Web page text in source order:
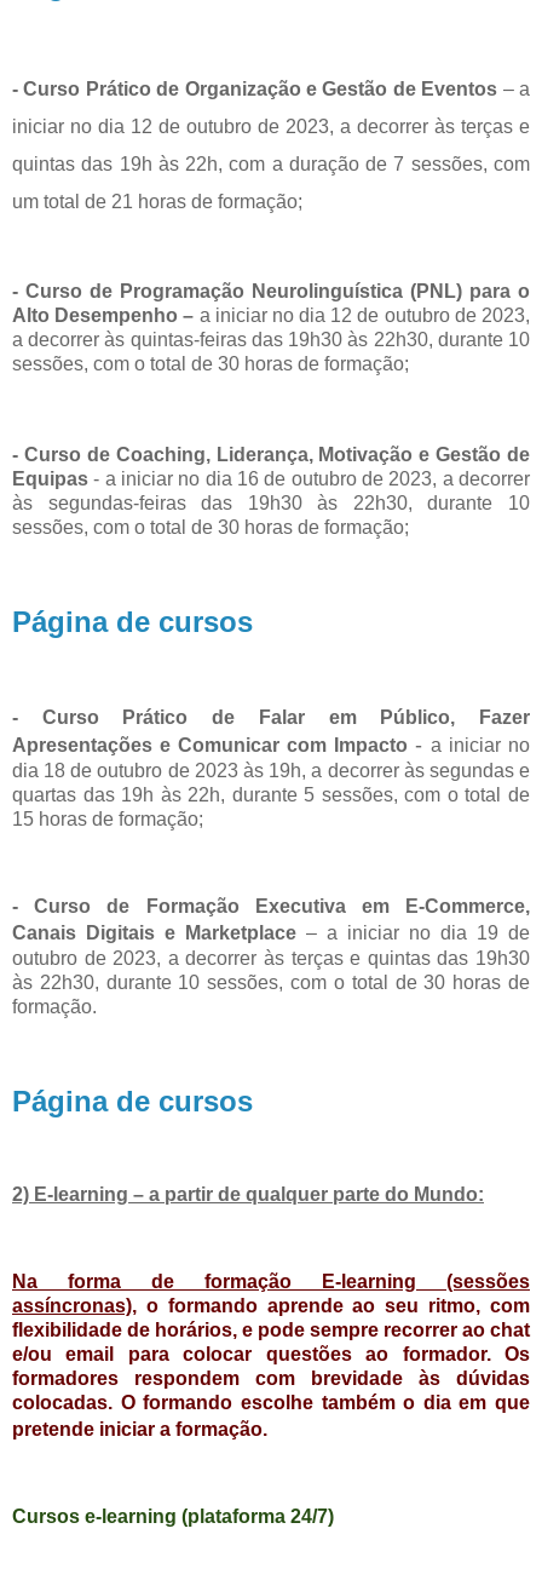
- Curso Prático de Organização e Gestão de Eventos –a
iniciar no dia 12 de outubro de 2023, a decorrer às terças e
quintas das 19h às 22h, com a duração de 7 sessões, com
um total de 21 horas de formação;
- Curso de Programação Neurolinguística (PNL) para o
Alto Desempenho – a iniciar no dia 12 de outubro de 2023,
a decorrer às quintas-feiras das 19h30 às 22h30, durante 10
sessões, com o total de 30 horas de formação;
- Curso de Coaching, Liderança, Motivação e Gestão de
Equipas - a iniciar no dia 16 de outubro de 2023, a decorrer
às segundas-feiras das 19h30 às 22h30, durante 10
sessões, com o total de 30 horas de formação;
Página de cursos
- Curso Prático de Falar em Público, Fazer
Apresentações e Comunicar com Impacto -a iniciar no
dia 18 de outubro de 2023 às 19h, a decorrer às segundas e
quartas das 19h às 22h, durante 5 sessões, com o total de
15 horas de formação;
- Curso de Formação Executiva em E-Commerce,
Canais Digitais e Marketplace – a iniciar no dia 19 de
outubro de 2023, a decorrer às terças e quintas das 19h30
às 22h30, durante 10 sessões, com o total de 30 horas de
formação.
Página de cursos
2) E-learning – a partir de qualquer parte do Mundo:
Na forma de formação E-learning (sessões
assíncronas), o formando aprende ao seu ritmo, com
flexibilidade de horários, e pode sempre recorrer ao chat
e/ou email para colocar questões ao formador. Os
formadores respondem com brevidade às dúvidas
colocadas. O formando escolhe também o dia em que
pretende iniciar a formação.
Cursos e-learning (plataforma 24/7)